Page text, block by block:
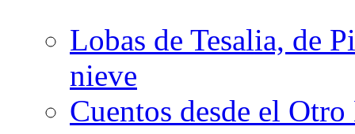
Lobas de Tesalia, de
nieve
Cuentos desde el